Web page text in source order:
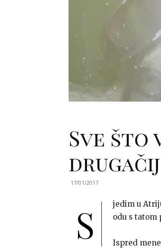
Sve što
17/01/2017
S
jedim u
odu s tatom
Ispred